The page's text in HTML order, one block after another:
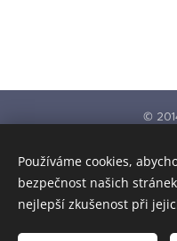
©
www.besedarium.cz-
www.vyukove-
Používáme cookies,
bezpečnost našich
nejlepší zkušenost při